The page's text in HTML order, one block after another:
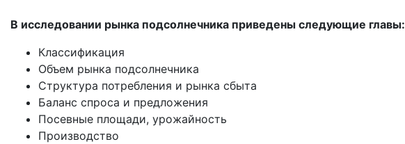
В исследовании рынка подсолнечника приведены следующие главы:
Классификация
Объем рынка подсолнечника
Структура потребления и рынка сбыта
Баланс спроса и предложения
Посевные площади, урожайность
Производство